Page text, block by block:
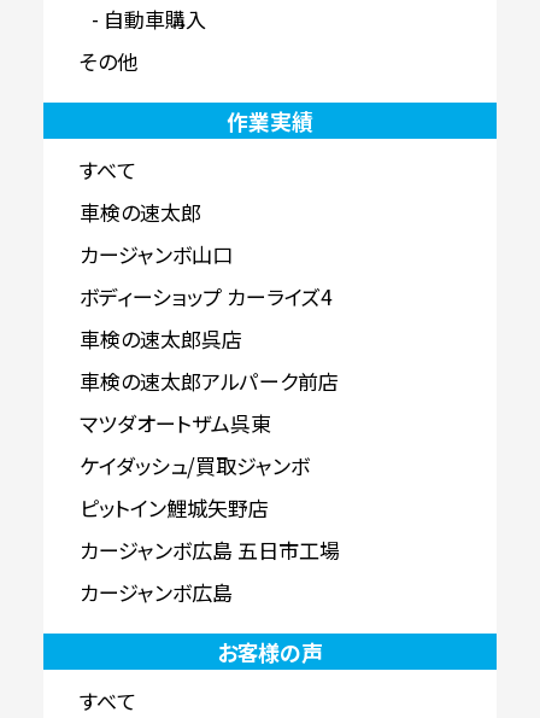
自動車購入
その他
作業実績
すべて
車検の速太郎
カージャンボ山口
ボディーショップ カーライズ4
車検の速太郎呉店
車検の速太郎アルパーク前店
マツダオートザム呉東
ケイダッシュ/買取ジャンボ
ピットイン鯉城矢野店
カージャンボ広島 五日市工場
カージャンボ広島
お客様の声
すべて